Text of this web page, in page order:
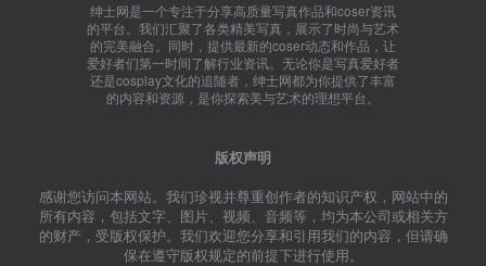
绅士网是一个专注于分享高质量写真作品和coser资讯
的平台。我们汇聚了各类精美写真，展示了时尚与艺术
的完美融合。同时，提供最新的coser动态和作品，让
爱好者们第一时间了解行业资讯。无论你是写真爱好者
还是cosplay文化的追随者，绅士网都为你提供了丰富
的内容和资源，是你探索美与艺术的理想平台。
版权声明
感谢您访问本网站。我们珍视并尊重创作者的知识产权，网站中的
所有内容，包括文字、图片、视频、音频等，均为本公司或相关方
的财产，受版权保护。我们欢迎您分享和引用我们的内容，但请确
保在遵守版权规定的前提下进行使用。